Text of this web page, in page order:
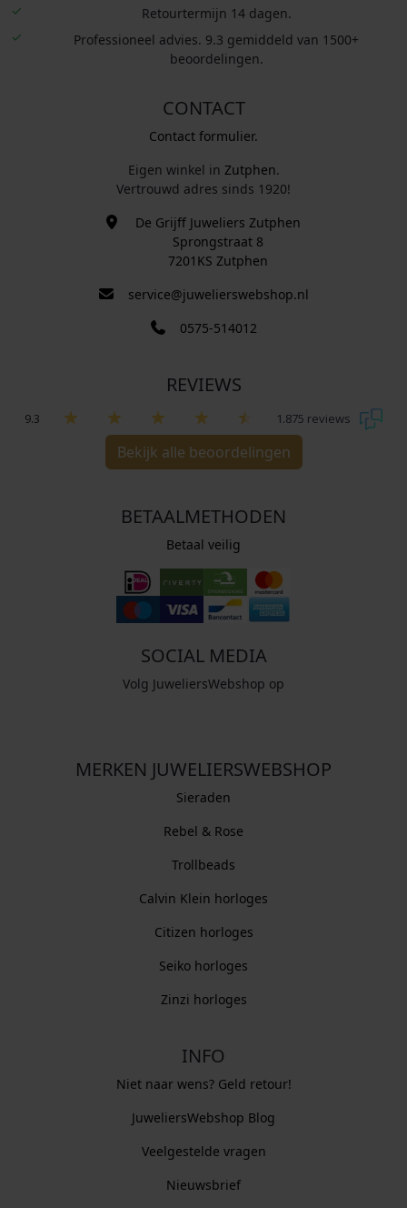
Retourtermijn 14 dagen.
Professioneel advies. 9.3 gemiddeld van 1500+
beoordelingen.
CONTACT
Contact formulier.
Eigen winkel in Zutphen.
Vertrouwd adres sinds 1920!
De Grijff Juweliers Zutphen
Sprongstraat 8
7201KS Zutphen
service@juwelierswebshop.nl
0575-514012
REVIEWS
9.3 1.875 reviews
Bekijk alle beoordelingen
BETAALMETHODEN
Betaal veilig
SOCIAL MEDIA
Volg JuweliersWebshop op
MERKEN JUWELIERSWEBSHOP
Sieraden
Rebel & Rose
Trollbeads
Calvin Klein horloges
Citizen horloges
Seiko horloges
Zinzi horloges
INFO
Niet naar wens? Geld retour!
JuweliersWebshop Blog
Veelgestelde vragen
Nieuwsbrief